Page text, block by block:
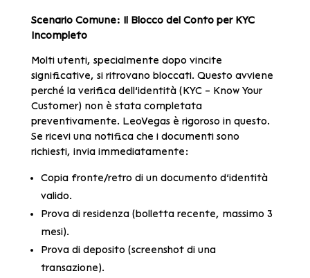
Scenario Comune: Il Blocco del Conto per KYC
Incompleto
Molti utenti, specialmente dopo vincite
significative, si ritrovano bloccati. Questo avviene
perché la verifica dell’identità (KYC – Know Your
Customer) non è stata completata
preventivamente. LeoVegas è rigoroso in questo.
Se ricevi una notifica che i documenti sono
richiesti, invia immediatamente:
Copia fronte/retro di un documento d’identità
valido.
Prova di residenza (bolletta recente, massimo 3
mesi).
Prova di deposito (screenshot di una
transazione).